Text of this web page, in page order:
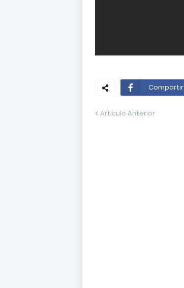
Compartir
Artículo Anterior